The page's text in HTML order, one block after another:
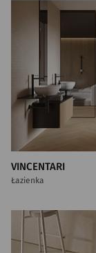
VINCENTARI
Łazienka